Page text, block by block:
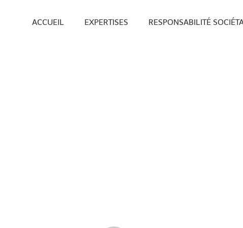
ACCUEIL EXPERTISES RESPONSABILITÉ